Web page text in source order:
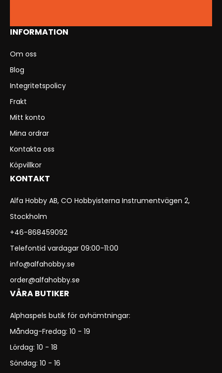
INFORMATION
Om oss
Blog
Integritetspolicy
Frakt
Mitt konto
Mina ordrar
Kontakta oss
Köpvillkor
KONTAKT
Alfa Hobby AB, CO Hobbyisterna Instrumentvägen 2,
Stockholm
+46-868459092
Telefontid vardagar 09:00-11:00
info@alfahobby.se
order@alfahobby.se
VÅRA BUTIKER
Alphaspels butik för avhämtningar:
Måndag-Fredag: 10 - 19
Lördag: 10 - 18
Söndag: 10 - 16